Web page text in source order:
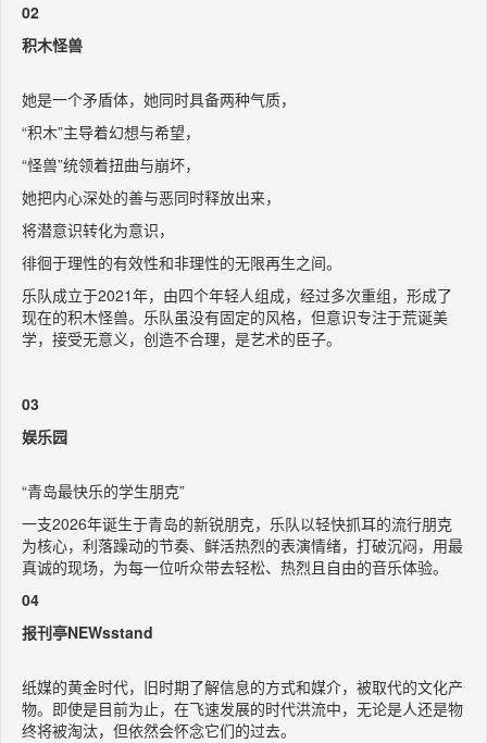
02
积木怪兽
她是一个矛盾体，她同时具备两种气质，
“积木”主导着幻想与希望，
“怪兽”统领着扭曲与崩坏，
她把内心深处的善与恶同时释放出来，
将潜意识转化为意识，
徘徊于理性的有效性和非理性的无限再生之间。
乐队成立于2021年，由四个年轻人组成，经过多次重组，形成了
现在的积木怪兽。乐队虽没有固定的风格，但意识专注于荒诞美
学，接受无意义，创造不合理，是艺术的臣子。
03
娱乐园
“青岛最快乐的学生朋克”
一支2026年诞生于青岛的新锐朋克，乐队以轻快抓耳的流行朋克
为核心，利落躁动的节奏、鲜活热烈的表演情绪，打破沉闷，用最
真诚的现场，为每一位听众带去轻松、热烈且自由的音乐体验。
04
报刊亭NEWsstand
纸媒的黄金时代，旧时期了解信息的方式和媒介，被取代的文化产
物。即使是目前为止，在飞速发展的时代洪流中，无论是人还是物
终将被淘汰，但依然会怀念它们的过去。